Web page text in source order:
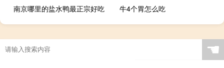
南京哪里的盐水鸭最正宗好吃
牛4个胃怎么吃
☚